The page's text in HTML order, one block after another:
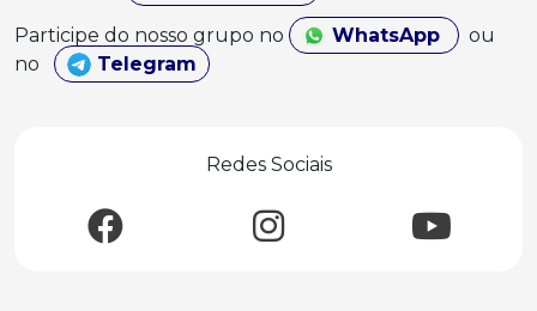
Participe do nosso grupo no WhatsApp
ou
no
Telegram
Redes Sociais